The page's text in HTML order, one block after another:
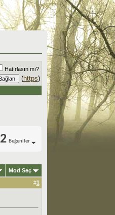
Hatırlasın mı?
(https)
2 Beğeniler
Mod Seç
#1